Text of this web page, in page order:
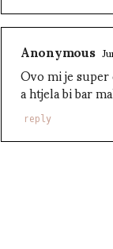
Anonymous
Ovo mi je
a htjela bi bar
reply